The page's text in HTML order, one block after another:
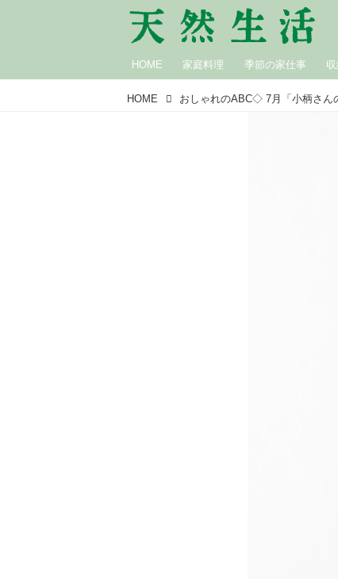
HOME 家庭料理 季節の家仕事
HOME